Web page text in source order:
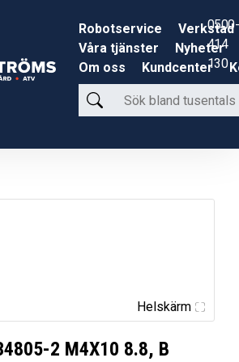
Robotservice
Verkstad
Våra tjänster
Nyheter
Om oss
Kundcenter
Sök
bland
produkter
0500-
414
130
Helskärm
2 M4X10 8.8, B